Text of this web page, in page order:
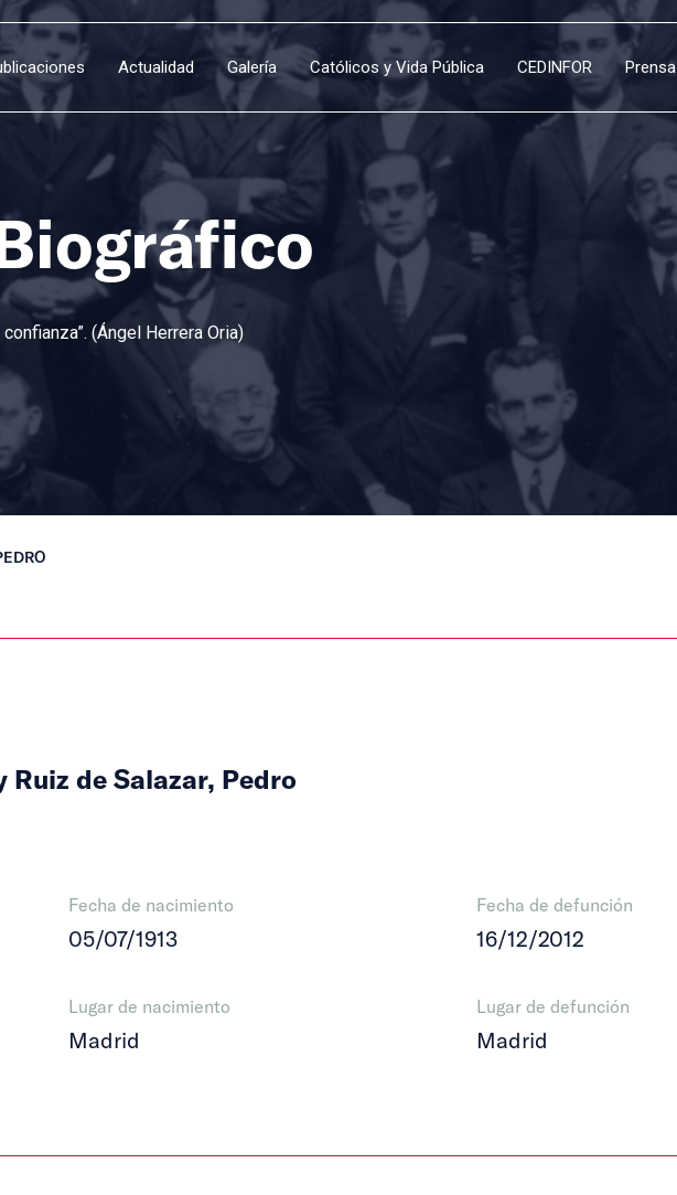
Actualidad Galería Católicos y Vida Pública CEDINFOR Prensa
(Ángel Herrera Oria)
Ruiz de Salazar, Pedro
Fecha de nacimiento
05/07/1913
Lugar de nacimiento
Madrid
Fecha de defunción
16/12/2012
Lugar de defunción
Madrid